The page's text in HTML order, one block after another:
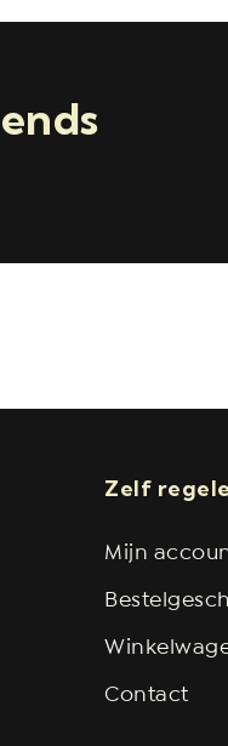
Zelf
Mijn
Contact